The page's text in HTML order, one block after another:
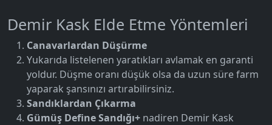
Demir Kask Elde Etme Yöntemleri
Canavarlardan Düşürme
Yukarıda listelenen yaratıkları avlamak en garanti
yoldur. Düşme oranı düşük olsa da uzun süre farm
yaparak şansınızı artırabilirsiniz.
Sandıklardan Çıkarma
Gümüş Define Sandığı+ nadiren Demir Kask